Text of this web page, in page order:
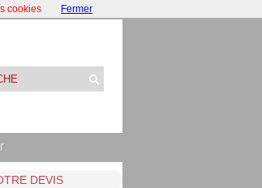
DEVIS
cookies Fermer